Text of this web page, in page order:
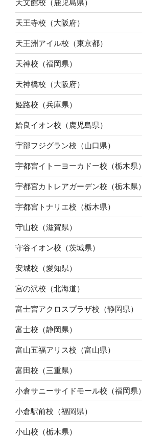
天文館校（鹿児島県）
天王寺校（大阪府）
天王洲アイル校（東京都）
天神校（福岡県）
天神橋校（大阪府）
姫路校（兵庫県）
姶良イオン校（鹿児島県）
宇部フジグラン校（山口県）
宇都宮イトーヨーカドー校（栃木県）
宇都宮カトレアガーデン校（栃木県）
宇都宮トナリエ校（栃木県）
守山校（滋賀県）
守谷イオン校（茨城県）
安城校（愛知県）
宮の沢校（北海道）
富士宮アクロスプラザ校（静岡県）
富士校（静岡県）
富山五福アリス校（富山県）
富田校（三重県）
小倉サニーサイドモール校（福岡県）
小倉駅前校（福岡県）
小山校（栃木県）